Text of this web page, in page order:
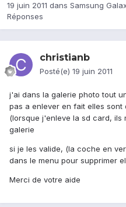
19 juin 2011 dans Samsung
Réponses
christianb
Posté(e) 19 juin 2011
j'ai dans la galerie photo tout
pas a enlever en fait elles
(lorsque j'enleve la sd card, ils
galerie
si je les valide, (la coche en
dans le menu pour supprimer
Merci de votre aide